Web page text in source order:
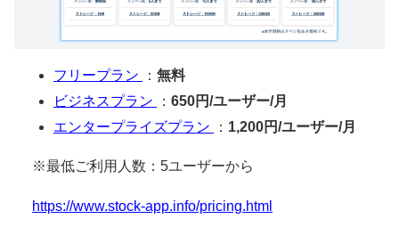
フリープラン ： 無料
ビジネスプラン
： 650円/ユーザー/月
エンタープライズプラン
： 1,200円/ユーザー/月
※最低ご利用人数：5ユーザーから
https://www.stock-app.info/pricing.html